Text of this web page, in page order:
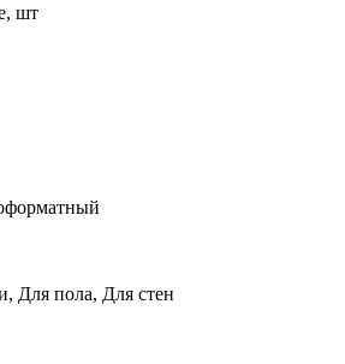
шт
Для пола, Для стен